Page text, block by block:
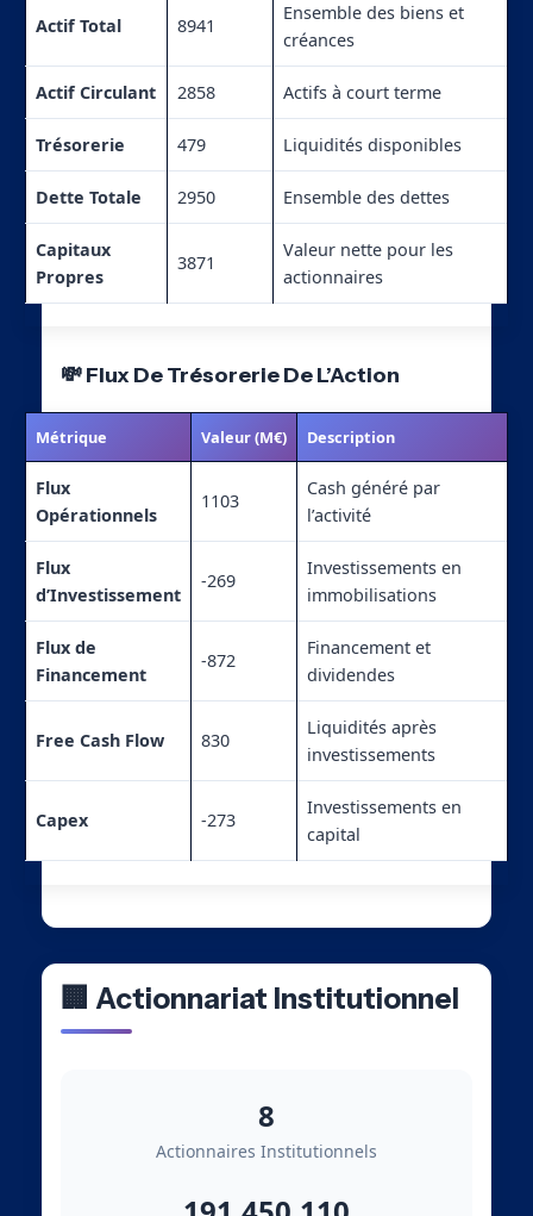
Actif Total 8941
Ensemble des biens et
créances
Actif Circulant 2858 Actifs à court terme
Trésorerie 479 Liquidités disponibles
Dette Totale 2950 Ensemble des dettes
Capitaux
Propres
3871
Valeur nette pour les
actionnaires
💸 Flux De Trésorerie De L’Action
Métrique Valeur (M€) Description
Flux
Opérationnels
1103
Cash généré par
l’activité
Flux
d’Investissement
-269
Investissements en
immobilisations
Flux de
Financement
-872
Financement et
dividendes
Free Cash Flow 830
Liquidités après
investissements
Capex -273
Investissements en
capital
🏢 Actionnariat Institutionnel
8
Actionnaires Institutionnels